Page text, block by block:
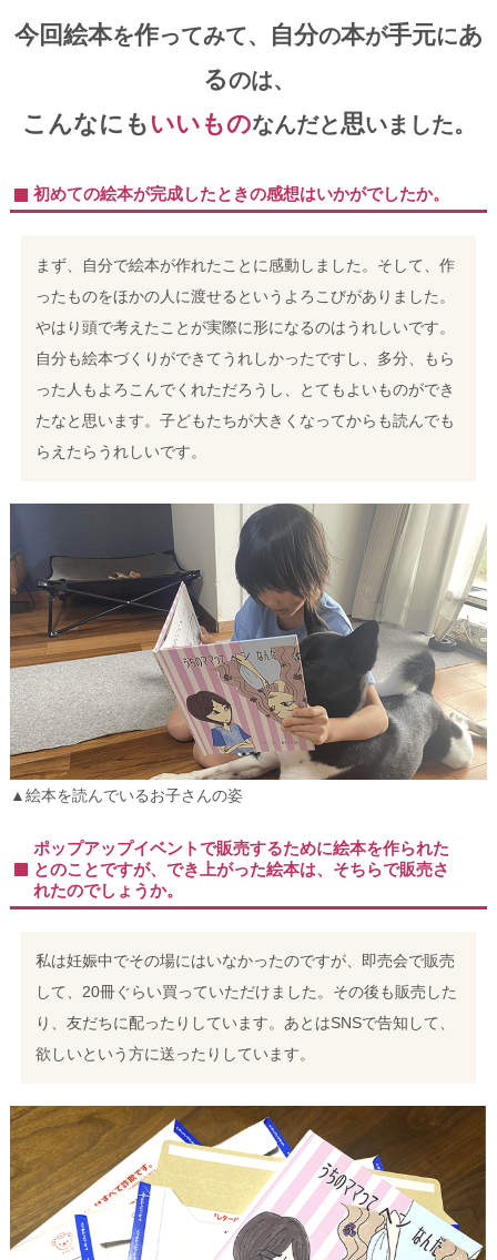
今回絵本を作ってみて、 自分の本が手元にあ
るのは、
こんなにも いいものなんだと思いました。
初めての絵本が完成したときの感想はいかがでしたか。
まず、自分で絵本が作れたことに感動しました。そして、作
ったものをほかの人に渡せるというよろこびがありました。
やはり頭で考えたことが実際に形になるのはうれしいです。
自分も絵本づくりができてうれしかったですし、多分、もら
った人もよろこんでくれただろうし、とてもよいものができ
たなと思います。子どもたちが大きくなってからも読んでも
らえたらうれしいです。
▲絵本を読んでいるお子さんの姿
ポップアップイベントで販売するために絵本を作られた
とのことですが、でき上がった絵本は、そちらで販売さ
れたのでしょうか。
私は妊娠中でその場にはいなかったのですが、即売会で販売
して、20冊ぐらい買っていただけました。その後も販売した
り、友だちに配ったりしています。あとはSNSで告知して、
欲しいという方に送ったりしています。